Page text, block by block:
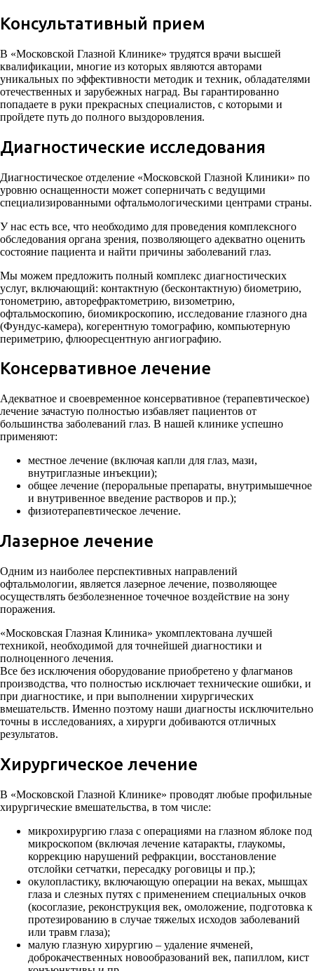
Консультативный прием
В «Московской Глазной Клинике» трудятся врачи высшей
квалификации, многие из которых являются авторами
уникальных по эффективности методик и техник, обладателями
отечественных и зарубежных наград. Вы гарантированно
попадаете в руки прекрасных специалистов, с которыми и
пройдете путь до полного выздоровления.
Диагностические исследования
Диагностическое отделение «Московской Глазной Клиники» по
уровню оснащенности может соперничать с ведущими
специализированными офтальмологическими центрами страны.
У нас есть все, что необходимо для проведения комплексного
обследования органа зрения, позволяющего адекватно оценить
состояние пациента и найти причины заболеваний глаз.
Мы можем предложить полный комплекс диагностических
услуг, включающий: контактную (бесконтактную) биометрию,
тонометрию, авторефрактометрию, визометрию,
офтальмоскопию, биомикроскопию, исследование глазного дна
(Фундус-камера), когерентную томографию, компьютерную
периметрию, флюоресцентную ангиографию.
Консервативное лечение
Адекватное и своевременное консервативное (терапевтическое)
лечение зачастую полностью избавляет пациентов от
большинства заболеваний глаз. В нашей клинике успешно
применяют:
местное лечение (включая капли для глаз, мази,
внутриглазные инъекции);
общее лечение (пероральные препараты, внутримышечное
и внутривенное введение растворов и пр.);
физиотерапевтическое лечение.
Лазерное лечение
Одним из наиболее перспективных направлений
офтальмологии, является лазерное лечение, позволяющее
осуществлять безболезненное точечное воздействие на зону
поражения.
«Московская Глазная Клиника» укомплектована лучшей
техникой, необходимой для точнейшей диагностики и
полноценного лечения.
Все без исключения оборудование приобретено у флагманов
производства, что полностью исключает технические ошибки, и
при диагностике, и при выполнении хирургических
вмешательств. Именно поэтому наши диагносты исключительно
точны в исследованиях, а хирурги добиваются отличных
результатов.
Хирургическое лечение
В «Московской Глазной Клинике» проводят любые профильные
хирургические вмешательства, в том числе:
микрохирургию глаза с операциями на глазном яблоке под
микроскопом (включая лечение катаракты, глаукомы,
коррекцию нарушений рефракции, восстановление
отслойки сетчатки, пересадку роговицы и пр.);
окулопластику, включающую операции на веках, мышцах
глаза и слезных путях с применением специальных очков
(косоглазие, реконструкция век, омоложение, подготовка к
протезированию в случае тяжелых исходов заболеваний
или травм глаза);
малую глазную хирургию – удаление ячменей,
доброкачественных новообразований век, папиллом, кист